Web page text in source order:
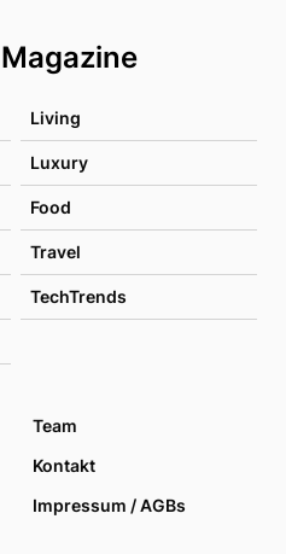
Living
Luxury
Food
Travel
TechTrends
Team
Kontakt
Impressum / AGBs